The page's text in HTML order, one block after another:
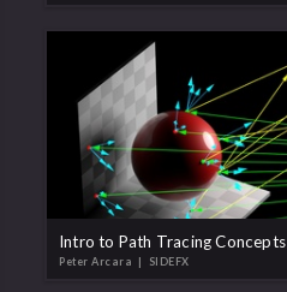
Intro to Path Tracing Concepts
Peter Arcara | SIDEFX